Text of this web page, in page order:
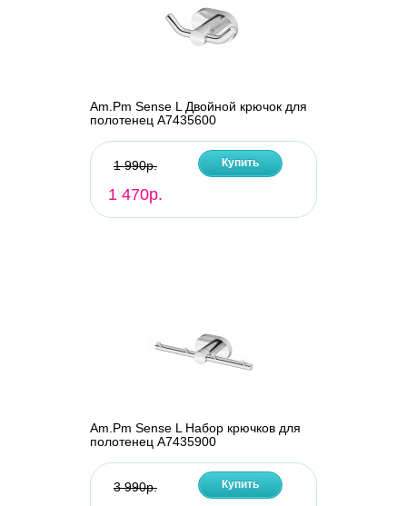
Am.Pm Sense L Двойной крючок для
полотенец A7435600
1 990р.
1 470р.
Купить
Am.Pm Sense L Набор крючков для
полотенец A7435900
3 990р. Купить